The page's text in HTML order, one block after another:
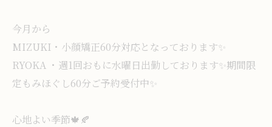
今月から
MIZUKI・小顔矯正60分対応となっております✨
RYOKA ・週1回おもに水曜日出勤しております✨️期間限
定もみほぐし60分ご予約受付中✨️
心地よい季節🍁🍂